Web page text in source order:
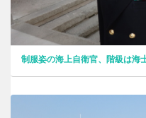
制服姿の海上自衛官、階級は海